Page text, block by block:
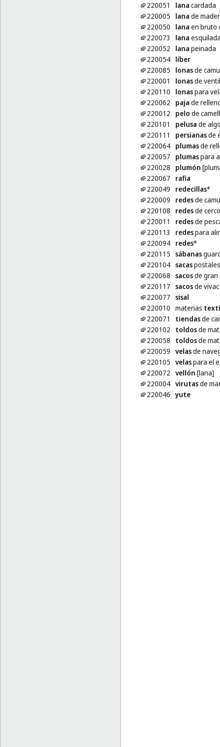
220051
lana cardada
220005
lana de
220050
lana en bruto
220073
lana
220052
lana peinada
220054 líber
220085
lonasde
220001
lonasde
220110
lonaspara
220062
paja de
220012
pelo de
220101
pelusa de
220111
persianasde
220064 plumasde
220057
plumaspara
220028
plumón
220067
rafia
220049
redecillas*
220009
redesde
220108
redesde cerco
220011
redesde
220113
redespara
220094 redes*
220115 sábanas
220104 sacaspostales
220068 sacosde gran
220117 sacosde
220077 sisal
220010 materias
220071
tiendasde
220102
toldosde
220058
toldosde
220059 velasde
220105 velaspara el
220072 vellón [lana]
220004 virutasde
220046 yute